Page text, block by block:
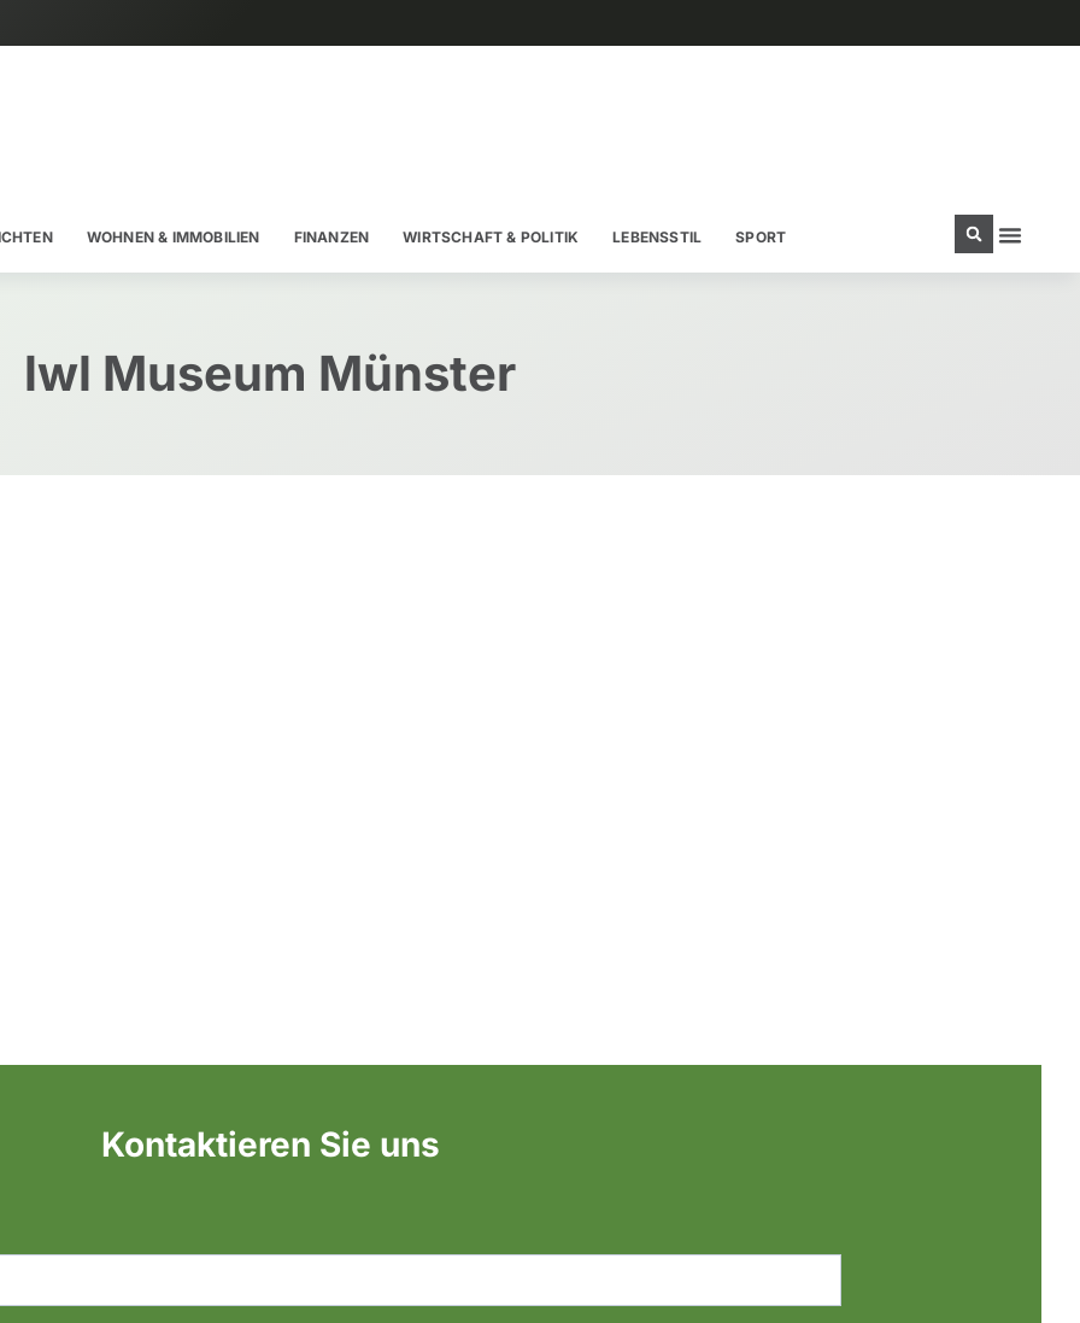
WOHNEN & IMMOBILIEN FINANZEN WIRTSCHAFT & POLITIK LEBENSSTIL SPORT
lwl Museum Münster
Kontaktieren Sie uns